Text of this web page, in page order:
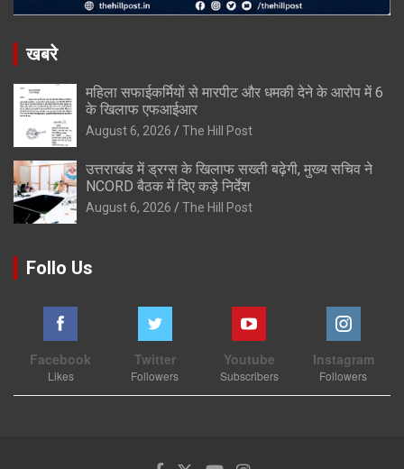
खबरे
महिला सफाईकर्मियों से मारपीट और धमकी देने के आरोप में 6
के खिलाफ एफआईआर
August 6, 2026 The Hill Post
उत्तराखंड में ड्रग्स के खिलाफ सख्ती बढ़ेगी, मुख्य सचिव ने
NCORD बैठक में दिए कड़े निर्देश
August 6, 2026 The Hill Post
Follo Us
Facebook
Likes
Twitter
Followers
Youtube
Subscribers
Instagram
Followers